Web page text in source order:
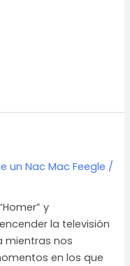
un Nac Mac Feegle /
y
la televisión
mientras nos
en los que